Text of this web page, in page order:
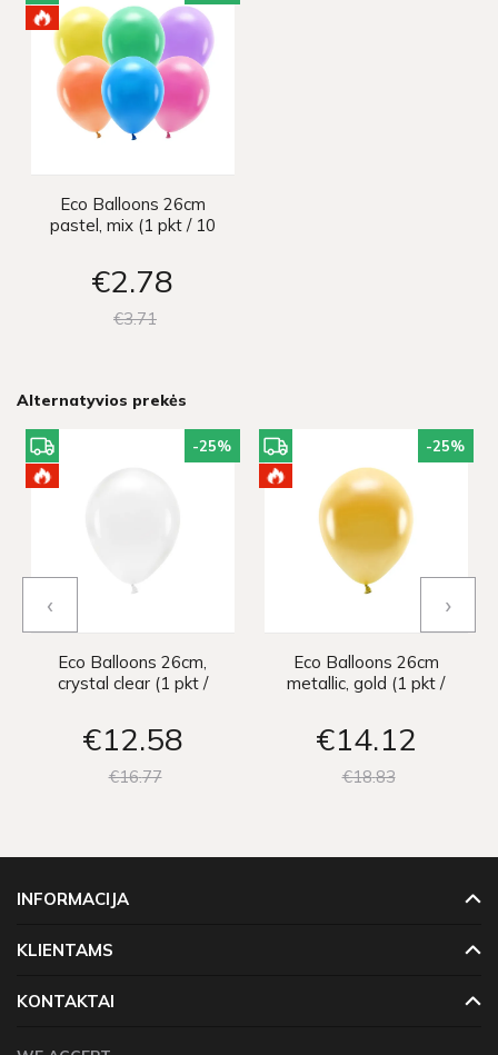
Eco Balloons 26cm
pastel, mix (1 pkt / 10
€2 78
€371
Alternatyvios prekės
-25%
Eco Balloons 26cm,
crystal clear (1 pkt /
€12 58
€1677
-25%
Eco Balloons 26cm
metallic, gold (1 pkt /
€14 12
€1883
‹ ›
INFORMACIJA
KLIENTAMS
KONTAKTAI